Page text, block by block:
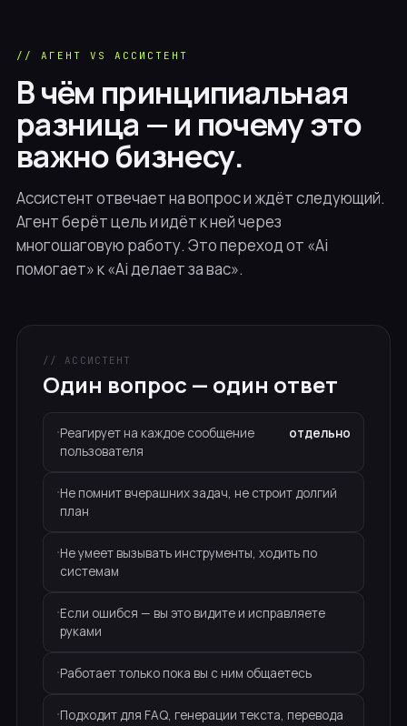
// АГЕНТ VS АССИСТЕНТ
В чём принципиальная
разница — и почему это
важно бизнесу.
Ассистент отвечает на вопрос и ждёт следующий.
Агент берёт цель и идёт к ней через
многошаговую работу. Это переход от «Ai
помогает» к «Ai делает за вас».
// АССИСТЕНТ
Один вопрос — один ответ
Реагирует на каждое сообщение
пользователя
отдельно
Не помнит вчерашних задач, не строит долгий
план
Не умеет вызывать инструменты, ходить по
системам
Если ошибся — вы это видите и исправляете
руками
Работает только пока вы с ним общаетесь
Подходит для FAQ, генерации текста, перевода